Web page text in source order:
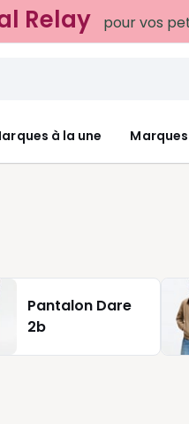
Relay pour vos
à la une
Pantalon Dare
2b